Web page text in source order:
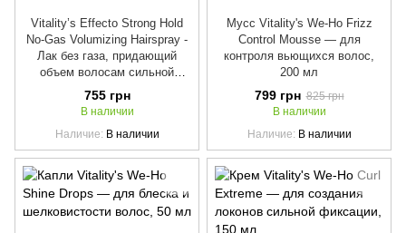
Vitality’s Effecto Strong Hold
No-Gas Volumizing Hairspray -
Лак без газа, придающий
объем волосам сильной
фиксации 300 мл
755 грн
В наличии
Наличие
В наличии
Мусс Vitality's We-Ho Frizz
Control Mousse — для
контроля вьющихся волос,
200 мл
799 грн 825 грн
В наличии
Наличие
В наличии